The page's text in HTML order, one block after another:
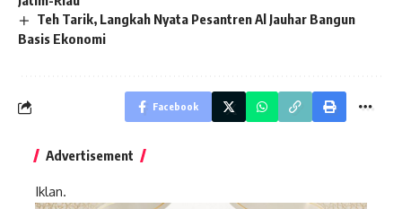
Teh Tarik, Langkah Nyata Pesantren Al Jauhar Bangun
Basis Ekonomi
Facebook
Advertisement
Iklan.